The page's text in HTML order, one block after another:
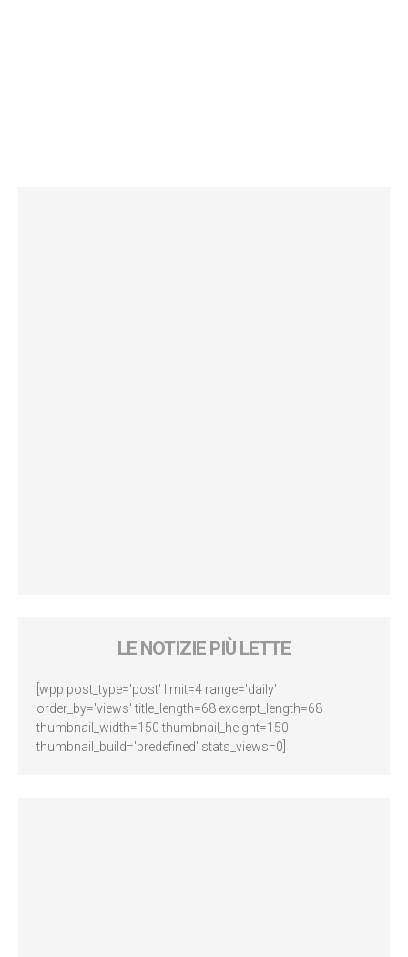
LE NOTIZIE PIÙ LETTE
[wpp post_type='post' limit=4 range='daily'
order_by='views' title_length=68 excerpt_length=68
thumbnail_width=150 thumbnail_height=150
thumbnail_build='predefined' stats_views=0]